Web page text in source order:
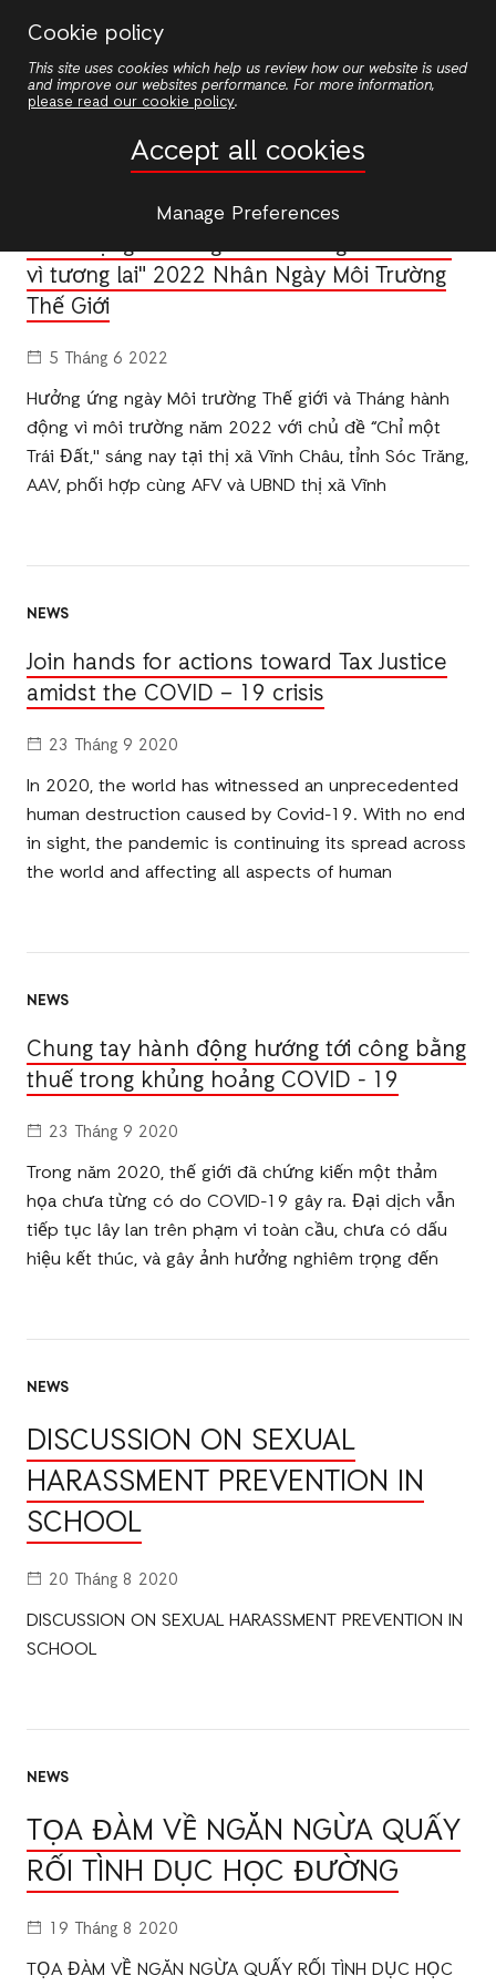
Cookie policy
This site uses cookies which help us review how our website is used
and improve our websites performance. For more information,
please read our cookie policy.
Accept all cookies
Manage Preferences
nội
News
Phát Động Chương Trình "Cùng tiến bước
vì tương lai" 2022 Nhân Ngày Môi Trường
Thế Giới
5 Tháng 6 2022
Hưởng ứng ngày Môi trường Thế giới và Tháng hành
động vì môi trường năm 2022 với chủ đề “Chỉ một
Trái Đất," sáng nay tại thị xã Vĩnh Châu, tỉnh Sóc Trăng,
AAV, phối hợp cùng AFV và UBND thị xã Vĩnh
NEWS
Join hands for actions toward Tax Justice
amidst the COVID – 19 crisis
23 Tháng 9 2020
In 2020, the world has witnessed an unprecedented
human destruction caused by Covid-19. With no end
in sight, the pandemic is continuing its spread across
the world and affecting all aspects of human
NEWS
Chung tay hành động hướng tới công bằng
thuế trong khủng hoảng COVID - 19
23 Tháng 9 2020
Trong năm 2020, thế giới đã chứng kiến ​​một thảm
họa chưa từng có do COVID-19 gây ra. Đại dịch vẫn
tiếp tục lây lan trên phạm vi toàn cầu, chưa có dấu
hiệu kết thúc, và gây ảnh hưởng nghiêm trọng đến
NEWS
DISCUSSION ON SEXUAL
HARASSMENT PREVENTION IN
SCHOOL
20 Tháng 8 2020
DISCUSSION ON SEXUAL HARASSMENT PREVENTION IN
SCHOOL
NEWS
TỌA ĐÀM VỀ NGĂN NGỪA QUẤY
RỐI TÌNH DỤC HỌC ĐƯỜNG
19 Tháng 8 2020
TỌA ĐÀM VỀ NGĂN NGỪA QUẤY RỐI TÌNH DỤC HỌC